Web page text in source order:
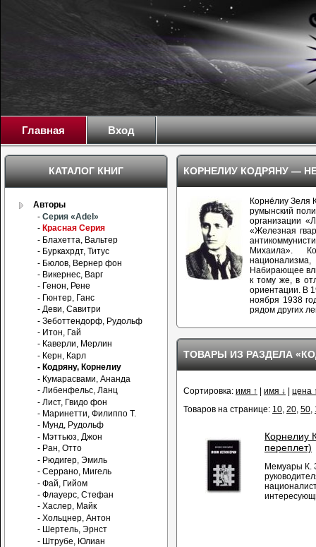
Главная Вход
КОРНЕЛИУ КОДРЯНУ —
Корне́лиу Зеля
румынский
организации
«Железная
Михаила».
Набирающее
к тому же, в
ориентации. В
ноября 1938
рядом других
ТОВАРЫ ИЗ РАЗДЕЛА
Сортировка: имя ↑ имя ↓
цена
Товаров на странице: 10, 20, 50,
Корнелиу
переплет)
Мемуары К.
КАТАЛОГ КНИГ
Авторы
-Серия «Adel»
- Красная Серия
- Блахетта, Вальтер
- Буркахрдт, Титус
- Бюлов, Вернер фон
- Викернес, Варг
- Генон, Рене
- Гюнтер, Ганс
- Деви, Савитри
- Зеботтендорф, Рудольф
- Итон, Гай
- Каверли, Мерлин
- Керн, Карл
- Кодряну, Корнелиу
- Кумарасвами, Ананда
- Либенфельс, Ланц
- Лист, Гвидо фон
- Маринетти, Филиппо Т.
- Мунд, Рудольф
- Мэттьюз, Джон
- Ран, Отто
- Рюдигер, Эмиль
- Серрано, Мигель
- Фай, Гийом
- Флауерс, Стефан
- Хаслер, Майк
- Хольцнер, Антон
- Шертель, Эрнст
- Штрубе, Юлиан